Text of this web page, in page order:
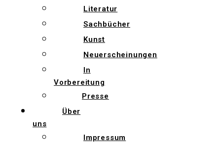
Literatur
Sachbücher
Kunst
Neuerscheinungen
In
Vorbereitung
Presse
Über
uns
Impressum